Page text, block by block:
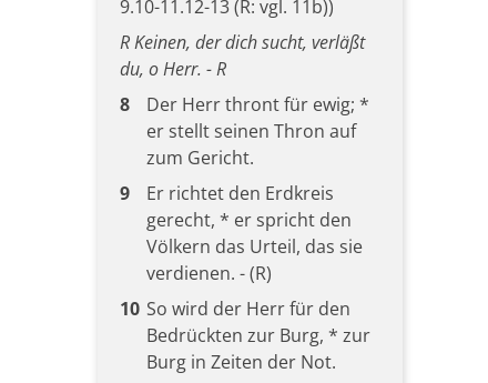
9.10-11.12-13 (R: vgl. 11b))
R Keinen, der dich sucht, verläßt
du, o Herr. - R
8
Der Herr thront für ewig; *
er stellt seinen Thron auf
zum Gericht.
9
Er richtet den Erdkreis
gerecht, * er spricht den
Völkern das Urteil, das sie
verdienen. - (R)
10 So wird der Herr für den
Bedrückten zur Burg, * zur
Burg in Zeiten der Not.